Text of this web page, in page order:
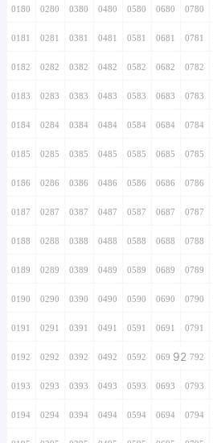
0180 0280 0380 0480 0580 0680 0780
0181 0281 0381 0481 0581 0681 0781
0182 0282 0382 0482 0582 0682 0782
0183 0283 0383 0483 0583 0683 0783
0184 0284 0384 0484 0584 0684 0784
0185 0285 0385 0485 0585 0685 0785
0186 0286 0386 0486 0586 0686 0786
0187 0287 0387 0487 0587 0687 0787
0188 0288 0388 0488 0588 0688 0788
0189 0289 0389 0489 0589 0689 0789
0190 0290 0390 0490 0590 0690 0790
0191 0291 0391 0491 0591 0691 0791
0192 0292 0392 0492 0592 0692920792
0193 0293 0393 0493 0593 0693 0793
0194 0294 0394 0494 0594 0694 0794